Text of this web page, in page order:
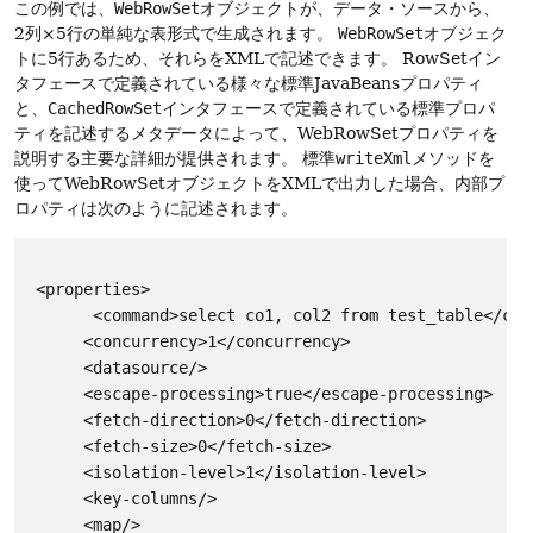
この例では、 WebRowSetオブジェクトが、データ・ソースから、
2列×5行の単純な表形式で生成されます。
WebRowSetオブジェク
トに5行あるため、それらをXMLで記述できます。
RowSetイン
タフェースで定義されている様々な標準JavaBeansプロパティ
と、 CachedRowSetインタフェースで定義されている標準プロパ
ティを記述するメタデータによって、WebRowSetプロパティを
説明する主要な詳細が提供されます。
標準writeXml メソッドを
使ってWebRowSetオブジェクトをXMLで出力した場合、内部プ
ロパティは次のように記述されます。
<properties>
<command>select co1, col2 from test_table</
      <concurrency>1</concurrency>
      <datasource/>
      <escape-processing>true</escape-processing>
      <fetch-direction>0</fetch-direction>
      <fetch-size>0</fetch-size>
      <isolation-level>1</isolation-level>
      <key-columns/>
      <map/>